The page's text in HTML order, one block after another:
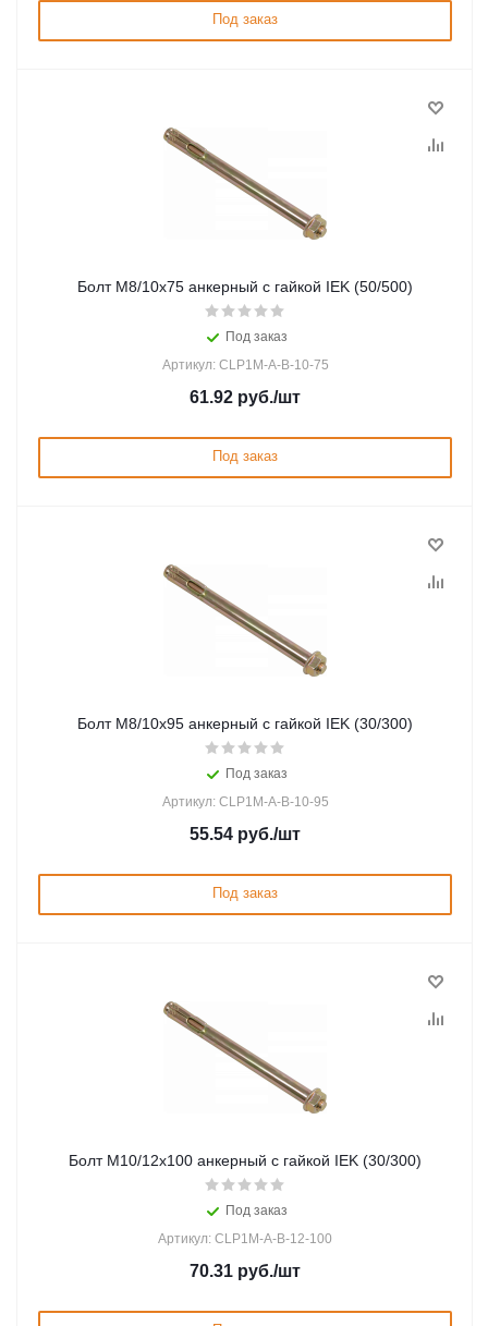
Под заказ
Болт М8/10х75 анкерный с гайкой IEK (50/500)
Под заказ
Артикул: CLP1M-A-B-10-75
61.92 руб./шт
Под заказ
Болт М8/10х95 анкерный с гайкой IEK (30/300)
Под заказ
Артикул: CLP1M-A-B-10-95
55.54 руб./шт
Под заказ
Болт М10/12х100 анкерный с гайкой IEK (30/300)
Под заказ
Артикул: CLP1M-A-B-12-100
70.31 руб./шт